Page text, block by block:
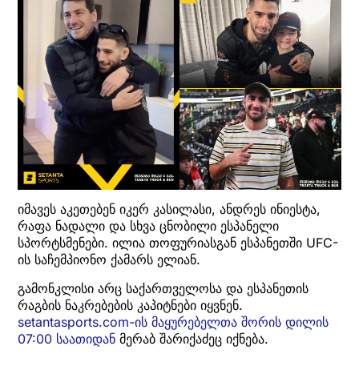
იმავეს აკეთებენ იკერ კასილასი, ანდრეს ინიესტა,
რაფა ნადალი და სხვა ცნობილი ესპანელი
სპორტსმენები. ილია თოფურიასგან ესპანეთში UFC-
ის საჩემპიონო ქამარს ელიან.
გამონკლისი არც საქართველოსა და ესპანეთის
რაგბის ნაკრებების კაპიტნები იყვნენ.
setantasports.com-ის მაყურებელთა შორის დილის
07:00 საათიდან მერაბ შარიქაძეც იქნება.